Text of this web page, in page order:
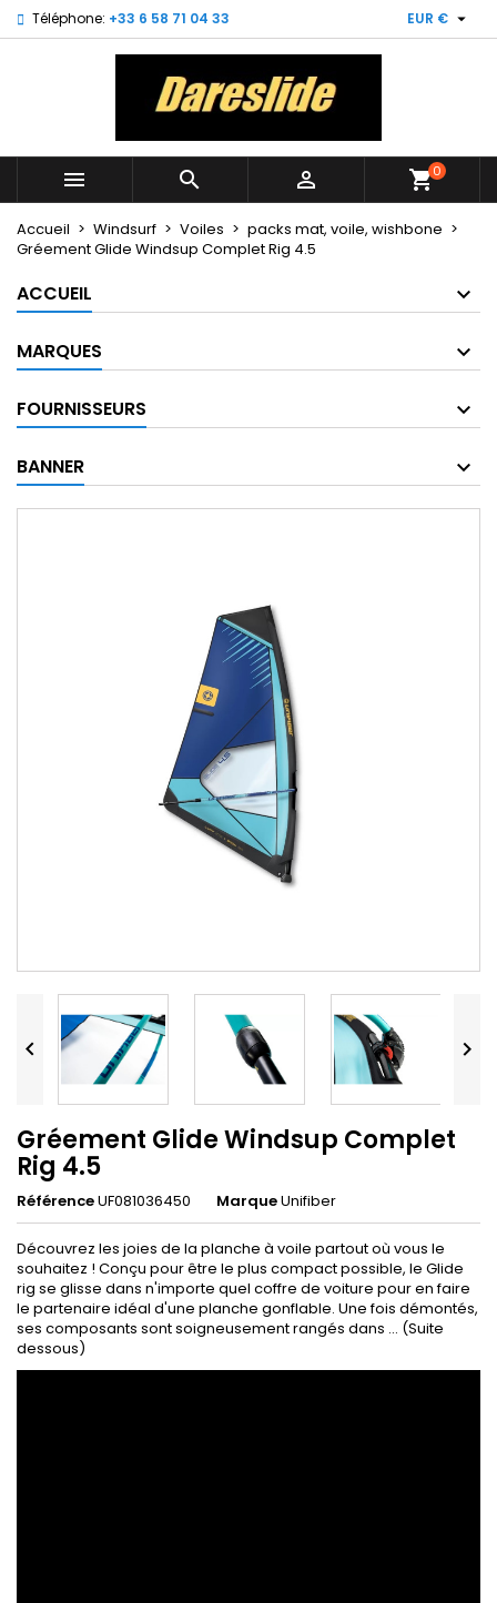
Téléphone: +33 6 58 71 04 33 EUR € 
   shopping_cart0
Accueil Windsurf Voiles
packs mat, voile, wishbone
Gréement Glide Windsup Complet Rig 4.5
ACCUEIL
MARQUES
FOURNISSEURS
BANNER
 
Gréement Glide Windsup Complet
Rig 4.5
RéférenceUF081036450 MarqueUnifiber
Découvrez les joies de la planche à voile partout où vous le
souhaitez ! Conçu pour être le plus compact possible, le Glide
rig se glisse dans n'importe quel coffre de voiture pour en faire
le partenaire idéal d'une planche gonflable. Une fois démontés,
ses composants sont soigneusement rangés dans ... (Suite
dessous)
My wishlists ×
((title)) ×
Connexion ×
Vous devez être connecté pour ajouter des produits
((cancelText)) ((loginText))